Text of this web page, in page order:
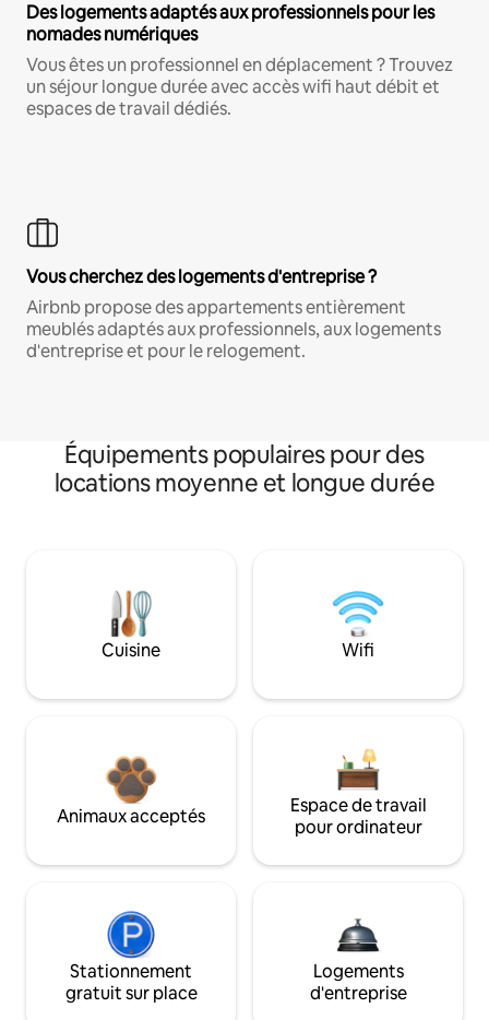
Des logements adaptés aux professionnels pour les
nomades numériques
Vous êtes un professionnel en déplacement ? Trouvez
un séjour longue durée avec accès wifi haut débit et
espaces de travail dédiés.
Vous cherchez des logements d'entreprise ?
Airbnb propose des appartements entièrement
meublés adaptés aux professionnels, aux logements
d'entreprise et pour le relogement.
Équipements populaires pour des
locations moyenne et longue durée
Cuisine Wifi
Animaux acceptés
Espace de travail
pour ordinateur
Stationnement
gratuit sur place
Logements
d'entreprise